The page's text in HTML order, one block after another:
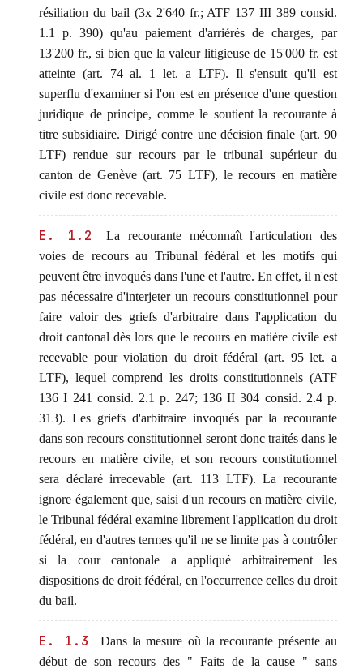
résiliation du bail (3x 2'640 fr.; ATF 137 III 389 consid.
1.1 p. 390) qu'au paiement d'arriérés de charges, par
13'200 fr., si bien que la valeur litigieuse de 15'000 fr. est
atteinte (art. 74 al. 1 let. a LTF). Il s'ensuit qu'il est
superflu d'examiner si l'on est en présence d'une question
juridique de principe, comme le soutient la recourante à
titre subsidiaire. Dirigé contre une décision finale (art. 90
LTF) rendue sur recours par le tribunal supérieur du
canton de Genève (art. 75 LTF), le recours en matière
civile est donc recevable.
E. 1.2
La recourante méconnaît l'articulation des
voies de recours au Tribunal fédéral et les motifs qui
peuvent être invoqués dans l'une et l'autre. En effet, il n'est
pas nécessaire d'interjeter un recours constitutionnel pour
faire valoir des griefs d'arbitraire dans l'application du
droit cantonal dès lors que le recours en matière civile est
recevable pour violation du droit fédéral (art. 95 let. a
LTF), lequel comprend les droits constitutionnels (ATF
136 I 241 consid. 2.1 p. 247; 136 II 304 consid. 2.4 p.
313). Les griefs d'arbitraire invoqués par la recourante
dans son recours constitutionnel seront donc traités dans le
recours en matière civile, et son recours constitutionnel
sera déclaré irrecevable (art. 113 LTF). La recourante
ignore également que, saisi d'un recours en matière civile,
le Tribunal fédéral examine librement l'application du droit
fédéral, en d'autres termes qu'il ne se limite pas à contrôler
si la cour cantonale a appliqué arbitrairement les
dispositions de droit fédéral, en l'occurrence celles du droit
du bail.
E. 1.3
Dans la mesure où la recourante présente au
début de son recours des " Faits de la cause " sans